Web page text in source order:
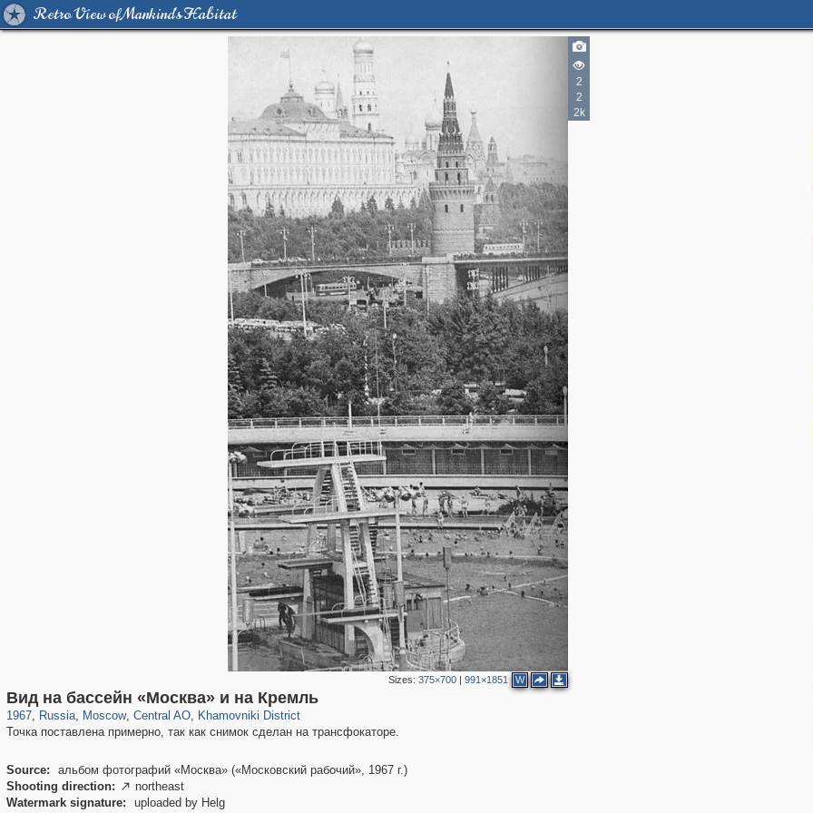
Retro View of Mankind's Habitat
2
2
2k
Sizes:375×700 |991×1851 W
Вид на бассейн «Москва» и на Кремль
1967, Russia
1,406,840 29,243
, Moscow
319,864 8,286
, Central AO
160,012 5,916
, Khamovniki District
19,395 722
Точка поставлена примерно, так как снимок сделан на трансфокаторе.
Source:
альбом фотографий «Москва» («Московский рабочий», 1967 г.)
Shooting direction:  northeast
Watermark signature:
uploaded by Helg